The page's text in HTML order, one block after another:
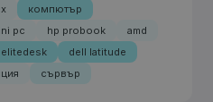
компютър
pc hp probook
amd
elitedesk
dell latitude
сървър